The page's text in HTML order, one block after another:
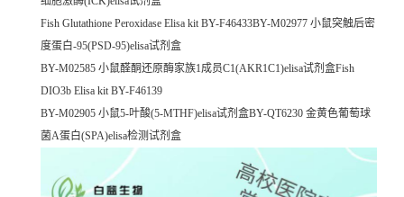
Fish Glutathione Peroxidase Elisa kit BY-F46433BY-M02977 小鼠突触后密
度蛋白-95(PSD-95)elisa试剂盒
BY-M02585 小鼠醛酮还原酶家族1成员C1(AKR1C1)elisa试剂盒Fish
DIO3b Elisa kit BY-F46139
BY-M02905 小鼠5-叶酸(5-MTHF)elisa试剂盒BY-QT6230 金黄色葡萄球
菌A蛋白(SPA)elisa检测试剂盒